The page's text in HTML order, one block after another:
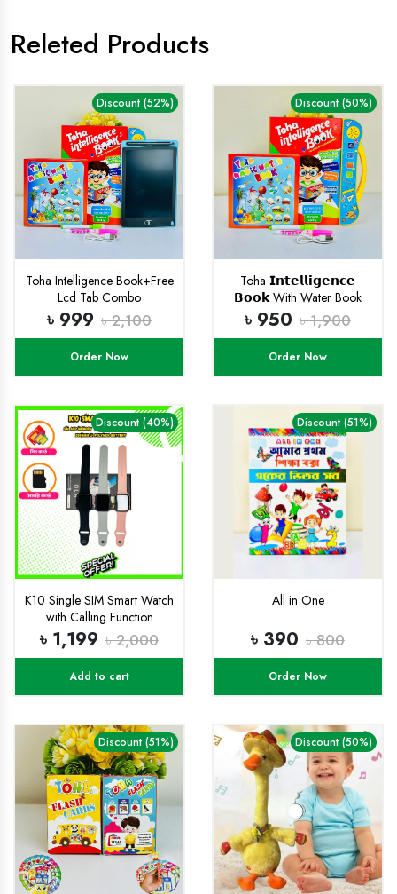
Releted Products
Discount (52%)
Toha Intelligence Book+Free
Lcd Tab Combo
৳ 999 ৳ 2,100
Order Now
Discount (50%)
Toha 𝗜𝗻𝘁𝗲𝗹𝗹𝗶𝗴𝗲𝗻𝗰𝗲
𝗕𝗼𝗼𝗸 With Water Book
(𝗥𝗲𝗰𝗵𝗮𝗿𝗴𝗲𝗮𝗯𝗹𝗲)
৳ 950 ৳ 1,900
Order Now
Discount (40%)
K10 Single SIM Smart Watch
with Calling Function
৳ 1,199 ৳ 2,000
Add to cart
Discount (51%)
All in One
৳ 390 ৳ 800
Order Now
Discount (51%) Discount (50%)